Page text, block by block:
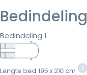
Bedindeling
Bedindeling 1
Lengte bed 195 x 210 cm